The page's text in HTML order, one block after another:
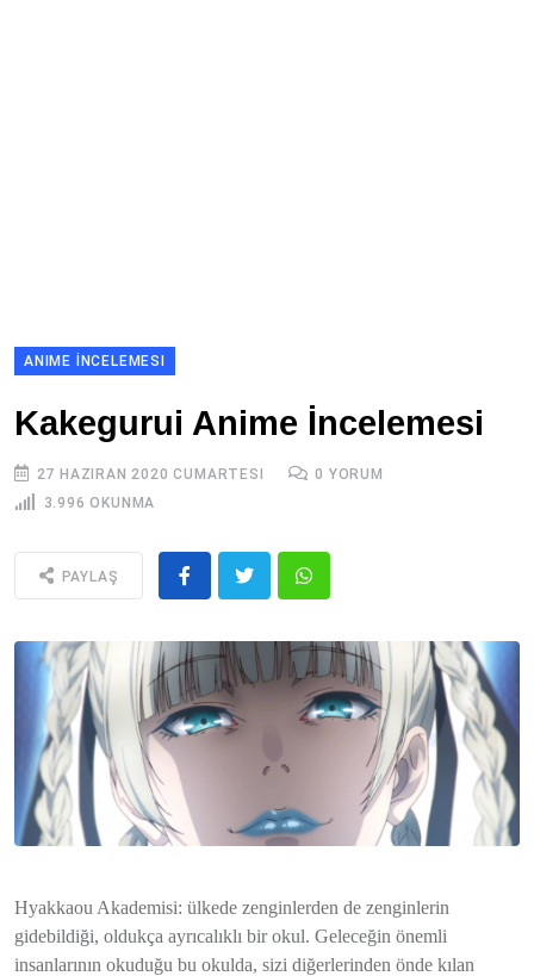
ANIME İNCELEMESI
Kakegurui Anime İncelemesi
27 HAZIRAN 2020 CUMARTESI
0 YORUM
3.996 OKUNMA
PAYLAŞ
Hyakkaou Akademisi: ülkede zenginlerden de zenginlerin
gidebildiği, oldukça ayrıcalıklı bir okul. Geleceğin önemli
insanlarının okuduğu bu okulda, sizi diğerlerinden önde kılan